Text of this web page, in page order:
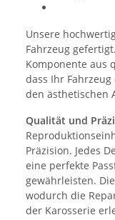
Unsere
Fahrzeug
Komponente aus
dass Ihr
den ästhetischen
Qualität und
Präzision. Jedes
eine perfekte
gewährleisten.
wodurch die
der Karosserie